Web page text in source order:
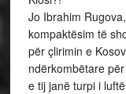
Jo Ibrahim
kompaktësim të
për çlirimin e
ndërkombëtare
e tij janë turpi i